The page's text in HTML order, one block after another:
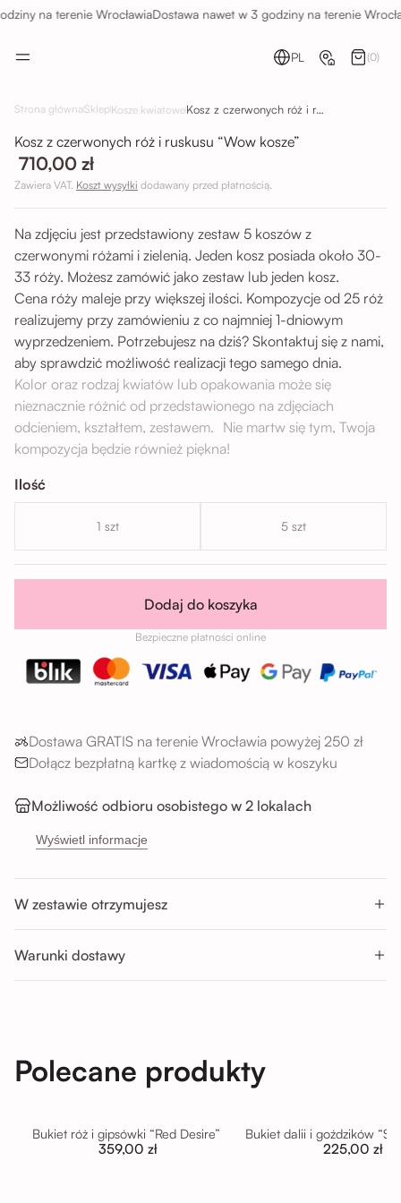
na terenie WrocławiaDostawa nawet w 3 godziny na terenie
PL (0)
Strona główna Sklep Kosze kwiatowe Kosz z czerwonych róż i ruskusu “Wow kosze”
Kosz z czerwonych róż i ruskusu “Wow kosze”
710,00 zł
Zawiera VAT. Koszt wysyłki dodawany przed płatnością.
Na zdjęciu jest przedstawiony zestaw 5 koszów z
czerwonymi różami i zielenią. Jeden kosz posiada około 30-
33 róży. Możesz zamówić jako zestaw lub jeden kosz.
Cena róży maleje przy większej ilości. Kompozycje od 25 róż
realizujemy przy zamówieniu z co najmniej 1-dniowym
wyprzedzeniem. Potrzebujesz na dziś? Skontaktuj się z nami,
aby sprawdzić możliwość realizacji tego samego dnia.
Kolor oraz rodzaj kwiatów lub opakowania może się
nieznacznie różnić od przedstawionego na zdjęciach
odcieniem, kształtem, zestawem. Nie martw się tym, Twoja
kompozycja będzie również piękna!
Ilość
1 szt 5 szt
Dodaj do koszyka
Bezpieczne płatności online
Dostawa GRATIS na terenie Wrocławia powyżej 250 zł
Dołącz bezpłatną kartkę z wiadomością w koszyku
Możliwość odbioru osobistego w 2 lokalach
Sikorskiego 5H, 53-659 Wrocław
Godziny odbioru:
Pon-Sob : 11:00 - 14:00; 14:00 - 17:00; 17:00 - 20:00
Nd : 11:00 - 14:00; 14:00 - 17:00
Wyświetl informacje
W zestawie otrzymujesz
Warunki dostawy
Polecane produkty
Bukiet róż i gipsówki “Red Desire”
359,00 zł
Bukiet dalii i goździków
225,00 zł